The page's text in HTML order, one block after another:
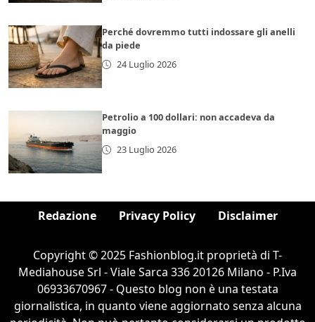
Perché dovremmo tutti indossare gli anelli
da piede
24 Luglio 2026
Petrolio a 100 dollari: non accadeva da
maggio
23 Luglio 2026
Redazione Privacy Policy Disclaimer
Copyright © 2025 Fashionblog.it proprietà di T-
Mediahouse Srl - Viale Sarca 336 20126 Milano - P.Iva
06933670967 - Questo blog non è una testata
giornalistica, in quanto viene aggiornato senza alcuna